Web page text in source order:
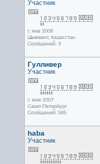
Участник
с янв 2008
Шымкент, Казахстан
Сообщений: 3
Гулливер
Участник
с мая 2007
Санкт-Петербург
Сообщений: 585
haba
Участник